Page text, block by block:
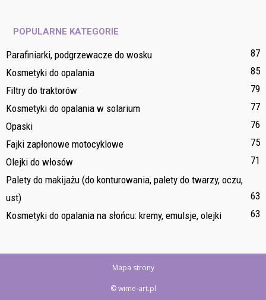
POPULARNE KATEGORIE
Parafiniarki, podgrzewacze do wosku
87
Kosmetyki do opalania
85
Filtry do traktorów
79
Kosmetyki do opalania w solarium
77
Opaski
76
Fajki zapłonowe motocyklowe
75
Olejki do włosów
71
Palety do makijażu (do konturowania, palety do twarzy, oczu,
ust)
63
Kosmetyki do opalania na słońcu: kremy, emulsje, olejki
63
Mapa strony
© wime-art.pl